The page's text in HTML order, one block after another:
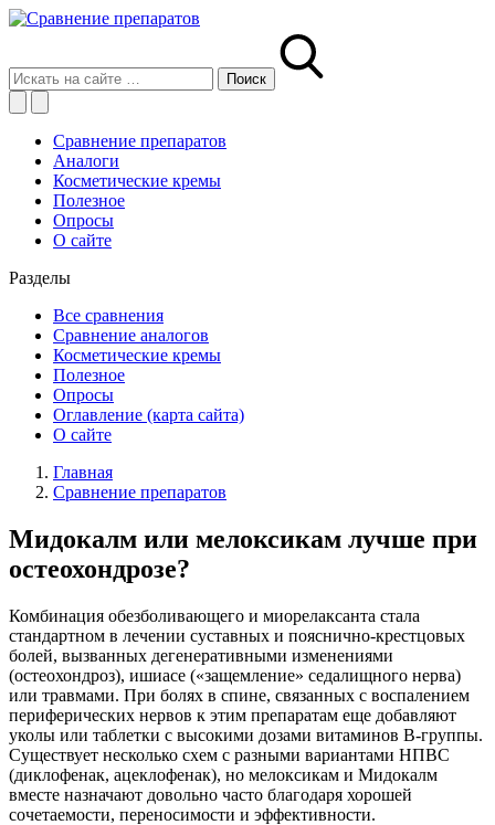
Сравнение препаратов
Аналоги
Косметические кремы
Полезное
Опросы
О сайте
Разделы
Все сравнения
Сравнение аналогов
Косметические кремы
Полезное
Опросы
Оглавление (карта сайта)
О сайте
Главная
Сравнение препаратов
Мидокалм или мелоксикам лучше при
остеохондрозе?
Комбинация обезболивающего и миорелаксанта стала
стандартном в лечении суставных и пояснично-крестцовых
болей, вызванных дегенеративными изменениями
(остеохондроз), ишиасе («защемление» седалищного нерва)
или травмами. При болях в спине, связанных с воспалением
периферических нервов к этим препаратам еще добавляют
уколы или таблетки с высокими дозами витаминов B-группы.
Существует несколько схем с разными вариантами НПВС
(диклофенак, ацеклофенак), но мелоксикам и Мидокалм
вместе назначают довольно часто благодаря хорошей
сочетаемости, переносимости и эффективности.